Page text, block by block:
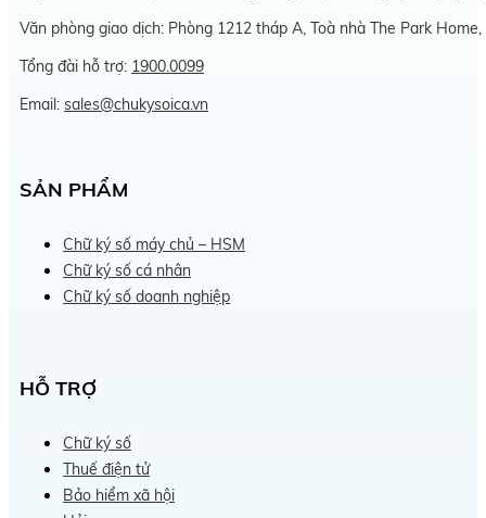
Văn phòng giao dịch: Phòng 1212 tháp A, Toà nhà The Park
Tổng đài hỗ trợ: 1900.0099
Email: sales@chukysoica.vn
SẢN PHẨM
Chữ ký số máy chủ – HSM
Chữ ký số cá nhân
Chữ ký số doanh nghiệp
HỖ TRỢ
Chữ ký số
Thuế điện tử
Bảo hiểm xã hội